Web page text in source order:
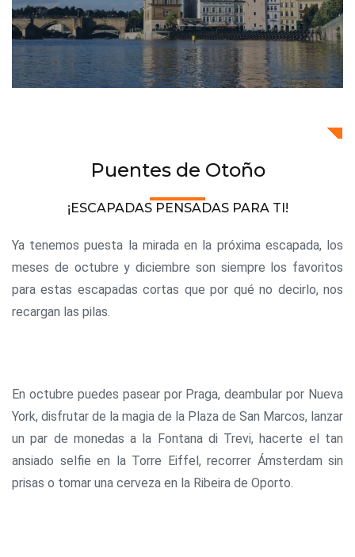
Puentes de Otoño
¡ESCAPADAS PENSADAS PARA TI!
Ya tenemos puesta la mirada en la próxima escapada, los
meses de octubre y diciembre son siempre los favoritos
para estas escapadas cortas que por qué no decirlo, nos
recargan las pilas.
En octubre puedes pasear por Praga, deambular por Nueva
York, disfrutar de la magia de la Plaza de San Marcos, lanzar
un par de monedas a la Fontana di Trevi, hacerte el tan
ansiado selfie en la Torre Eiffel, recorrer Ámsterdam sin
prisas o tomar una cerveza en la Ribeira de Oporto.